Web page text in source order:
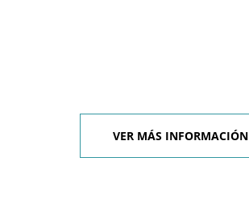
VER MÁS INFORMACIÓN